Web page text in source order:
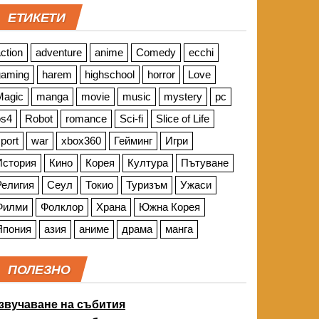
ЕТИКЕТИ
adventure anime Comedy
ecchi
harem highschool horror
Love
manga movie music mystery
pc
Robot romance Sci-fi
Slice of Life
war xbox360 Гейминг
Игри
Кино Корея Култура
Пътуване
Сеул Токио Туризъм
Ужаси
Фолклор Храна
Южна Корея
азия аниме драма манга
ПОЛЕЗНО
на събития